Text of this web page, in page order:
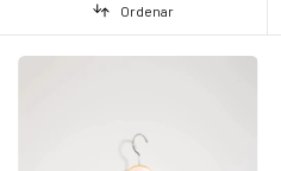
Ordenar